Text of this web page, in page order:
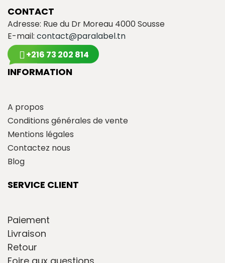
CONTACT
Adresse: Rue du Dr Moreau 4000 Sousse
E-mail: contact@paralabel.tn
+216 73 202 814
INFORMATION
A propos
Conditions générales de vente
Mentions légales
Contactez nous
Blog
SERVICE CLIENT
Paiement
Livraison
Retour